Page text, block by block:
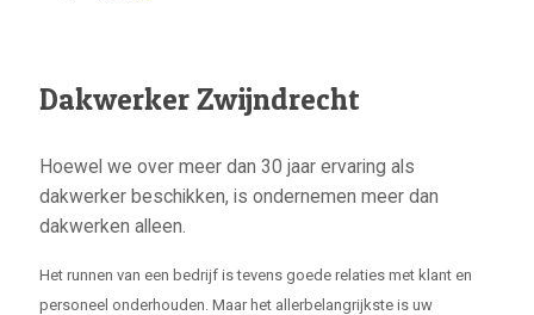
Dakwerker Zwijndrecht
Hoewel we over meer dan 30 jaar ervaring als
dakwerker beschikken, is ondernemen meer dan
dakwerken alleen.
Het runnen van een bedrijf is tevens goede relaties met klant en
personeel onderhouden. Maar het allerbelangrijkste is uw